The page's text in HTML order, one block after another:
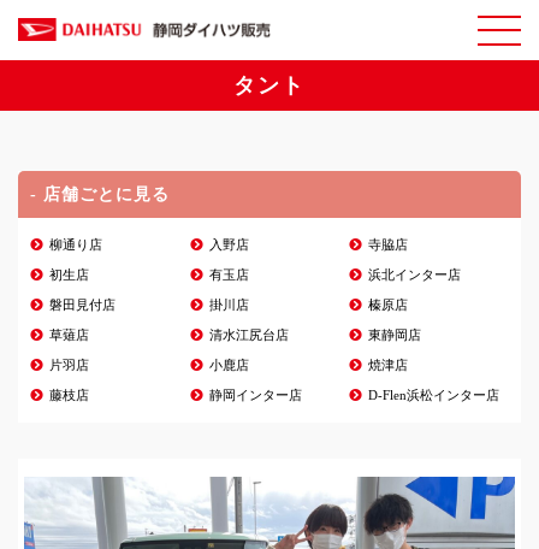
タント
- 店舗ごとに見る
柳通り店 入野店 寺脇店
初生店 有玉店 浜北インター店
磐田見付店 掛川店 榛原店
草薙店 清水江尻台店 東静岡店
片羽店 小鹿店 焼津店
藤枝店 静岡インター店 D-Flen浜松インター店